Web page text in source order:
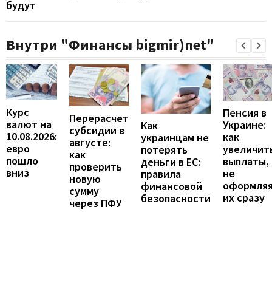
будут
Внутри "Финансы bigmir)net"
Курс
валют на
10.08.2026:
евро
пошло
вниз
Перерасчет
субсидии в
августе:
как
проверить
новую
сумму
через ПФУ
Как
украинцам не
потерять
деньги в ЕС:
правила
финансовой
безопасности
Пенсия в
Украине:
как
выплаты,
не
их сразу